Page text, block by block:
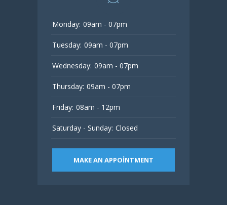
Monday: 09am - 07pm
Tuesday: 09am - 07pm
Wednesday: 09am - 07pm
Thursday: 09am - 07pm
Friday: 08am - 12pm
Saturday - Sunday: Closed
MAKE AN APPOINTMENT